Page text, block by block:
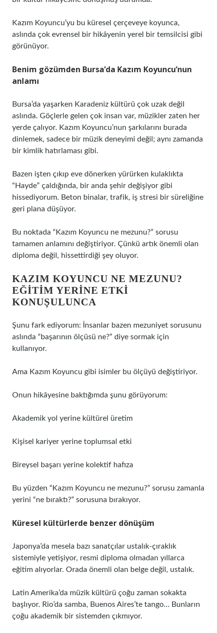
Kazım Koyuncu’yu bu küresel çerçeveye koyunca,
aslında çok evrensel bir hikâyenin yerel bir temsilcisi gibi
görünüyor.
Benim gözümden Bursa’da Kazım Koyuncu’nun
anlamı
Bursa’da yaşarken Karadeniz kültürü çok uzak değil
aslında. Göçlerle gelen çok insan var, müzikler zaten her
yerde çalıyor. Kazım Koyuncu’nun şarkılarını burada
dinlemek, sadece bir müzik deneyimi değil; aynı zamanda
bir kimlik hatırlaması gibi.
Bazen işten çıkıp eve dönerken yürürken kulaklıkta
“Hayde” çaldığında, bir anda şehir değişiyor gibi
hissediyorum. Beton binalar, trafik, iş stresi bir süreliğine
geri plana düşüyor.
Bu noktada “Kazım Koyuncu ne mezunu?” sorusu
tamamen anlamını değiştiriyor. Çünkü artık önemli olan
diploma değil, hissettirdiği şey oluyor.
KAZIM KOYUNCU NE MEZUNU?
EĞITIM YERINE ETKI
KONUŞULUNCA
Şunu fark ediyorum: İnsanlar bazen mezuniyet sorusunu
aslında “başarının ölçüsü ne?” diye sormak için
kullanıyor.
Ama Kazım Koyuncu gibi isimler bu ölçüyü değiştiriyor.
Onun hikâyesine baktığımda şunu görüyorum:
Akademik yol yerine kültürel üretim
Kişisel kariyer yerine toplumsal etki
Bireysel başarı yerine kolektif hafıza
Bu yüzden “Kazım Koyuncu ne mezunu?” sorusu zamanla
yerini “ne bıraktı?” sorusuna bırakıyor.
Küresel kültürlerde benzer dönüşüm
Japonya’da mesela bazı sanatçılar ustalık-çıraklık
sistemiyle yetişiyor, resmi diploma olmadan yıllarca
eğitim alıyorlar. Orada önemli olan belge değil, ustalık.
Latin Amerika’da müzik kültürü çoğu zaman sokakta
başlıyor. Rio’da samba, Buenos Aires’te tango… Bunların
çoğu akademik bir sistemden çıkmıyor.